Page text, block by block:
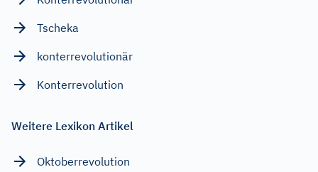
Tscheka
konterrevolutionär
Konterrevolution
Weitere Lexikon Artikel
Oktoberrevolution